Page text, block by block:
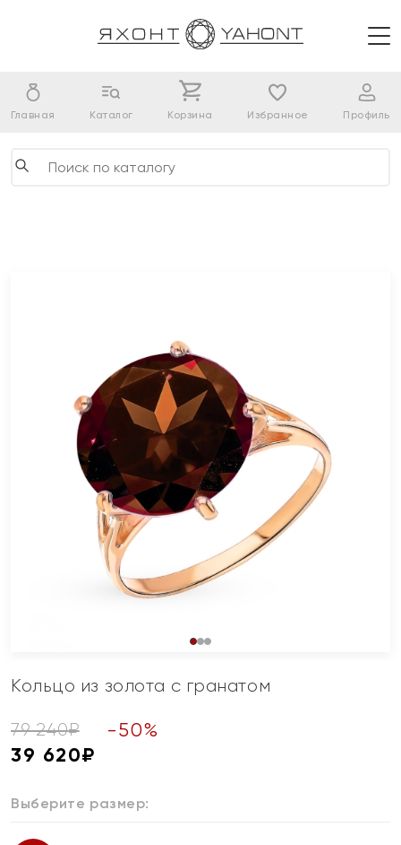
Главная Каталог Корзина Избранное Профиль
Кольцо из золота с гранатом
79 240₽ -50%
39 620₽
Выберите размер: